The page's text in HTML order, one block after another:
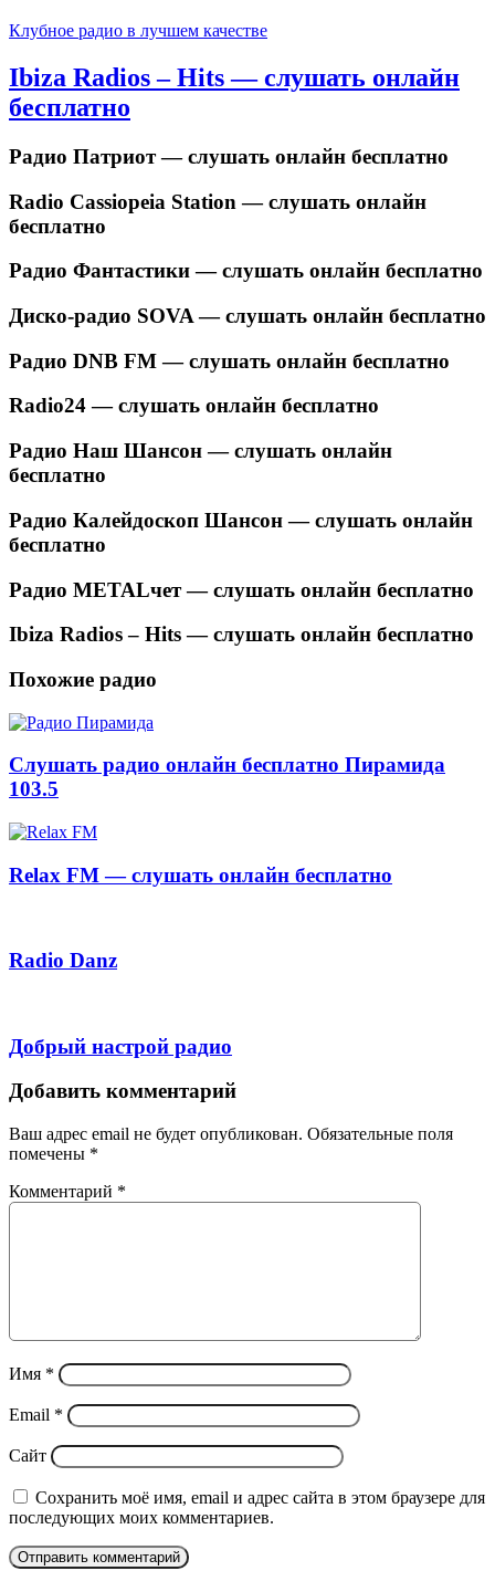
Клубное радио в лучшем качестве
Ibiza Radios – Hits — слушать онлайн
бесплатно
Радио Патриот — слушать онлайн бесплатно
Radio Cassiopeia Station — слушать онлайн
бесплатно
Радио Фантастики — слушать онлайн бесплатно
Диско-радио SOVA — слушать онлайн бесплатно
Радио DNB FM — слушать онлайн бесплатно
Radio24 — слушать онлайн бесплатно
Радио Наш Шансон — слушать онлайн
бесплатно
Радио Калейдоскоп Шансон — слушать онлайн
бесплатно
Радио METALчет — слушать онлайн бесплатно
Ibiza Radios – Hits — слушать онлайн бесплатно
Похожие радио
Слушать радио онлайн бесплатно Пирамида
103.5
Relax FM — слушать онлайн бесплатно
Radio Danz
Добрый настрой радио
Добавить комментарий
Ваш адрес email не будет опубликован. Обязательные поля
помечены *
Комментарий *
Имя *
Email *
Сайт
Сохранить моё имя, email и адрес сайта в этом браузере для
последующих моих комментариев.